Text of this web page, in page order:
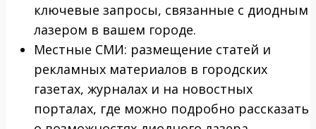
ключевые запросы, связанные с диодным
лазером в вашем городе.
Местные СМИ: размещение статей и
рекламных материалов в городских
газетах, журналах и на новостных
порталах, где можно подробно рассказать